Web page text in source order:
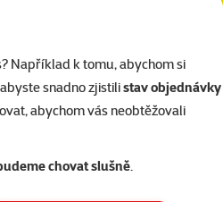
Například k tomu, abychom si
snadno zjistilistav objednávky
abychom vás neobtěžovali
chovat slušně.